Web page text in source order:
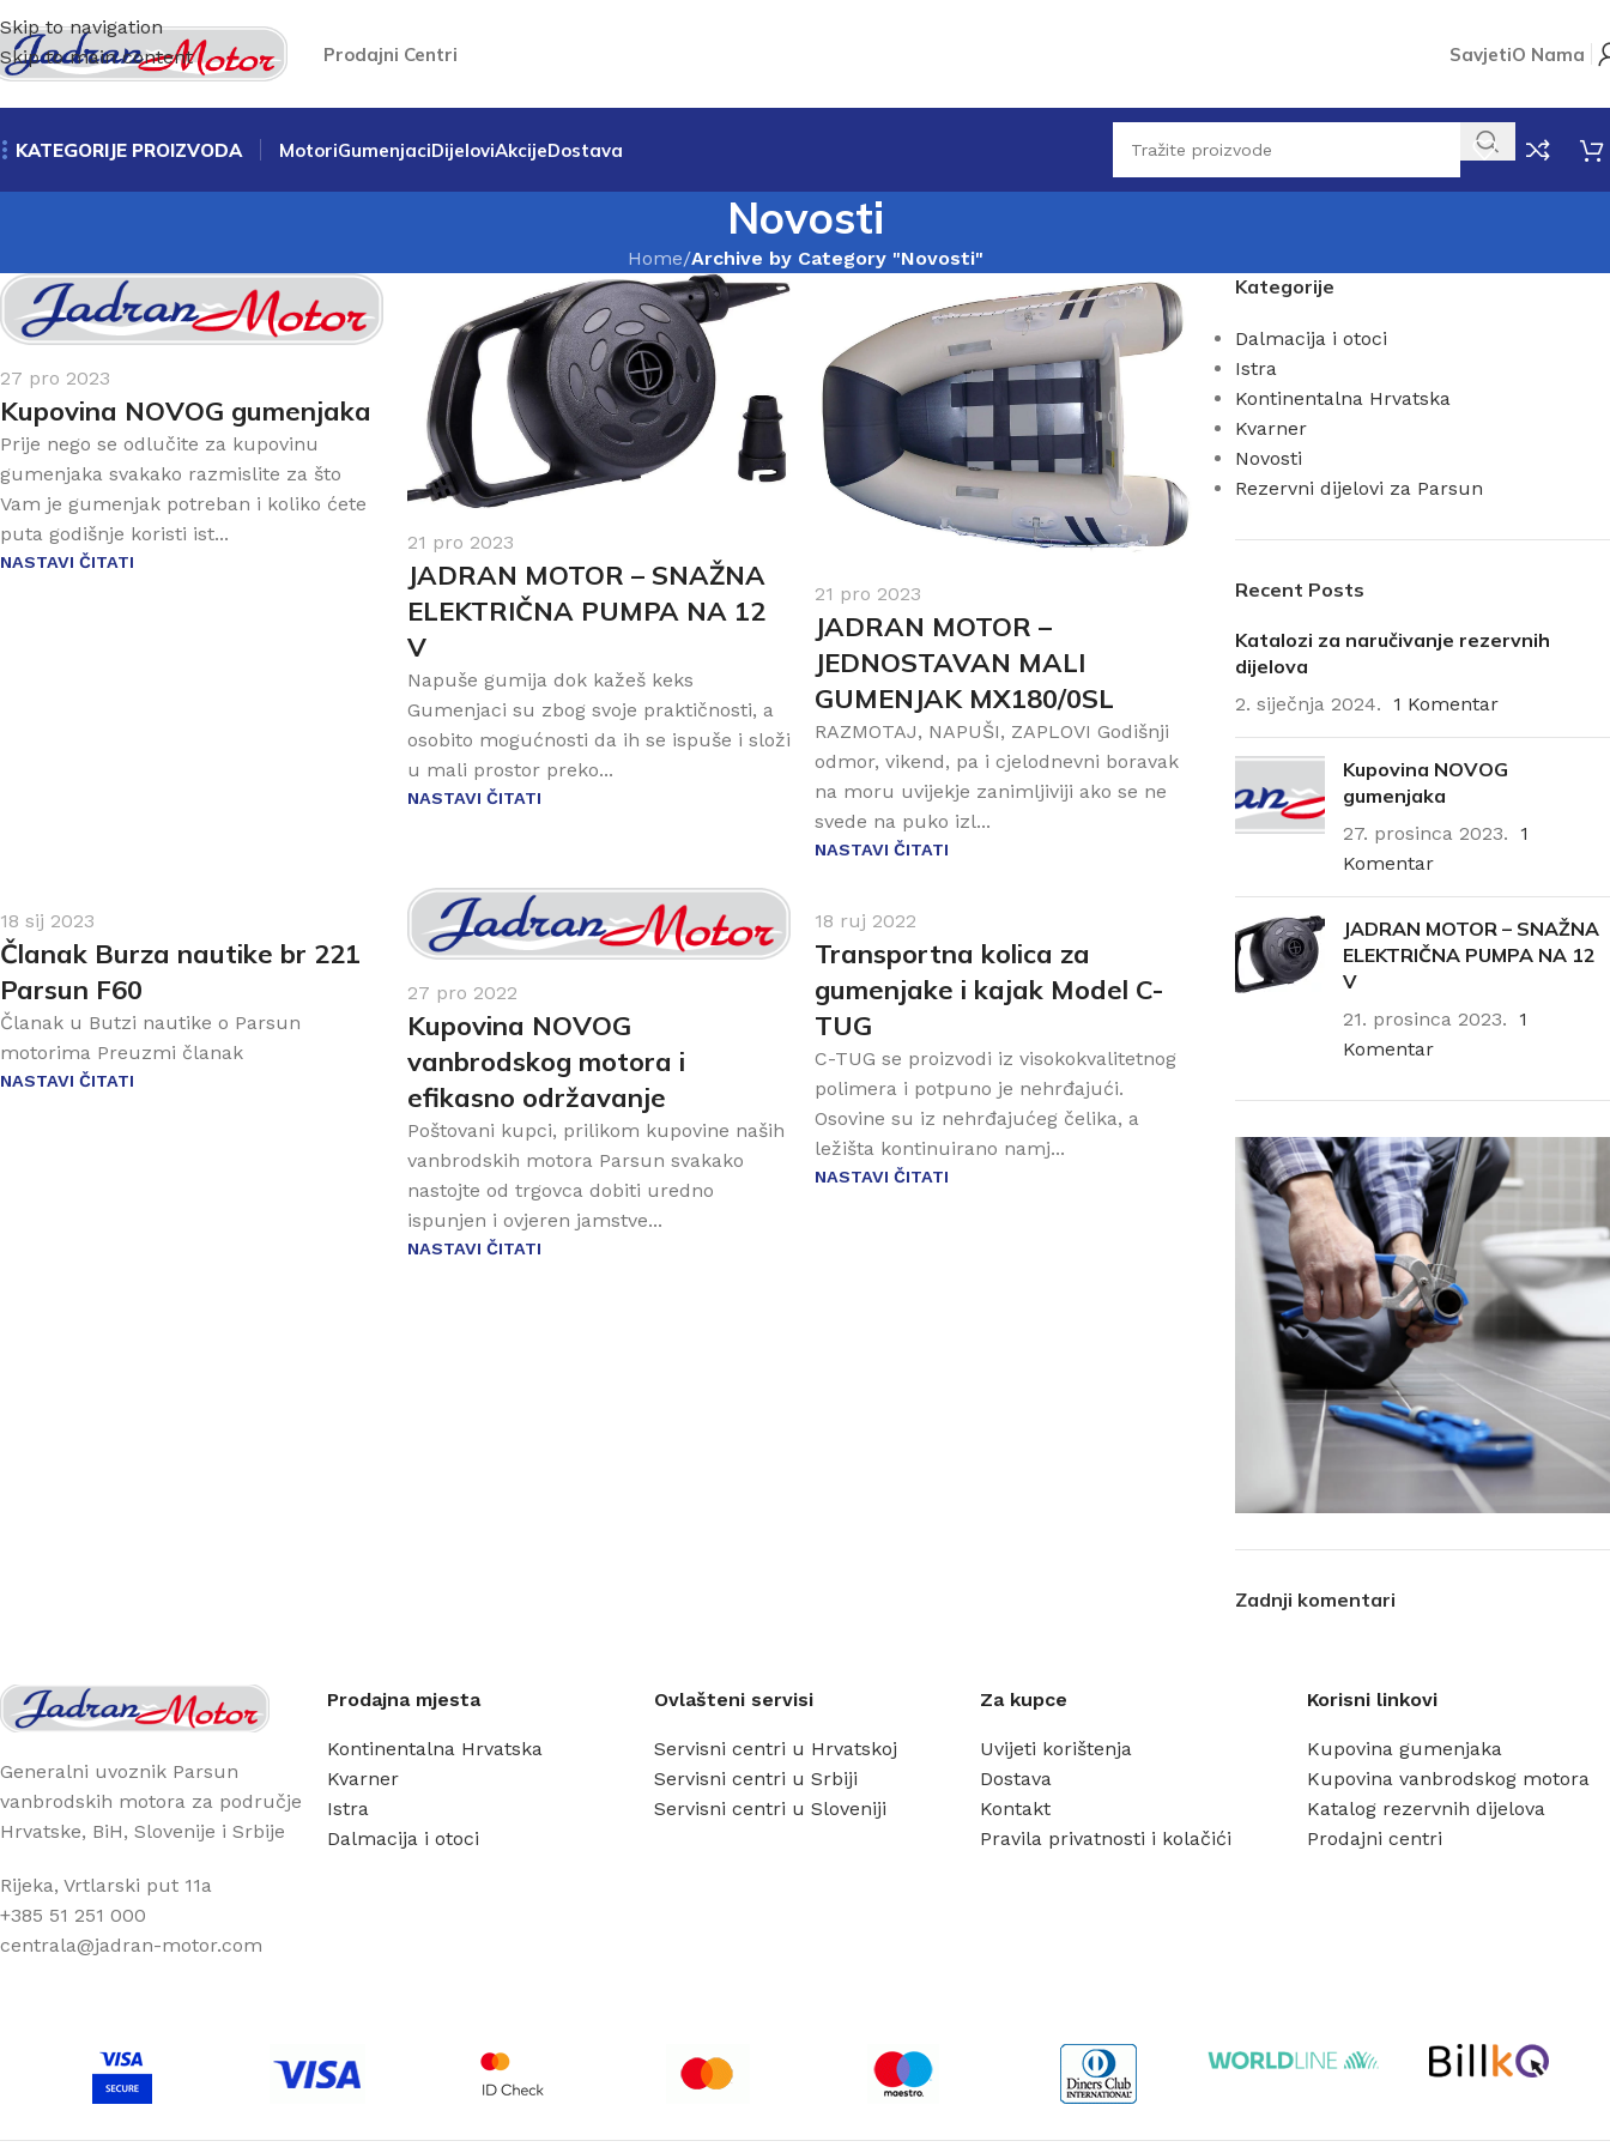
Skip to navigation
Skip to main content
Prodajni Centri SavjetiO Nama
KATEGORIJE PROIZVODA MotoriGumenjaciDijeloviAkcijeDostava
Novosti
Home/Archive by Category "Novosti"
27 pro 2023
Kupovina NOVOG gumenjaka
Prije nego se odlučite za kupovinu
gumenjaka svakako razmislite za što
Vam je gumenjak potreban i koliko ćete
puta godišnje koristi ist...
NASTAVI ČITATI
21 pro 2023
JADRAN MOTOR – SNAŽNA
ELEKTRIČNA PUMPA NA 12
V
Napuše gumija dok kažeš keks
Gumenjaci su zbog svoje praktičnosti, a
osobito mogućnosti da ih se ispuše i složi
u mali prostor preko...
NASTAVI ČITATI
21 pro 2023
JADRAN MOTOR –
JEDNOSTAVAN MALI
GUMENJAK MX180/0SL
RAZMOTAJ, NAPUŠI, ZAPLOVI Godišnji
odmor, vikend, pa i cjelodnevni boravak
na moru uvijekje zanimljiviji ako se ne
svede na puko izl...
NASTAVI ČITATI
18 sij 2023
Članak Burza nautike br 221
Parsun F60
Članak u Butzi nautike o Parsun
motorima Preuzmi članak
NASTAVI ČITATI
27 pro 2022
Kupovina NOVOG
vanbrodskog motora i
efikasno održavanje
Poštovani kupci, prilikom kupovine naših
vanbrodskih motora Parsun svakako
nastojte od trgovca dobiti uredno
ispunjen i ovjeren jamstve...
NASTAVI ČITATI
18 ruj 2022
Transportna kolica za
gumenjake i kajak Model C-
TUG
C-TUG se proizvodi iz visokokvalitetnog
polimera i potpuno je nehrđajući.
Osovine su iz nehrđajućeg čelika, a
ležišta kontinuirano namj...
NASTAVI ČITATI
Kategorije
Dalmacija i otoci
Istra
Kontinentalna Hrvatska
Kvarner
Novosti
Rezervni dijelovi za Parsun
Recent Posts
Katalozi za naručivanje rezervnih
dijelova
2. siječnja 2024. 1 Komentar
Kupovina NOVOG
gumenjaka
27. prosinca 2023.
1
Komentar
JADRAN MOTOR – SNAŽNA
ELEKTRIČNA PUMPA NA 12
V
21. prosinca 2023.
1
Komentar
Discount
Zadnji komentari
Generalni uvoznik Parsun
vanbrodskih motora za područje
Hrvatske, BiH, Slovenije i Srbije
Rijeka, Vrtlarski put 11a
+385 51 251 000
centrala@jadran-motor.com
Prodajna mjesta
Kontinentalna Hrvatska
Kvarner
Istra
Dalmacija i otoci
Ovlašteni servisi
Servisni centri u Hrvatskoj
Servisni centri u Srbiji
Servisni centri u Sloveniji
Za kupce
Uvijeti korištenja
Dostava
Kontakt
Pravila privatnosti i kolačići
Korisni linkovi
Kupovina gumenjaka
Kupovina vanbrodskog motora
Katalog rezervnih dijelova
Prodajni centri